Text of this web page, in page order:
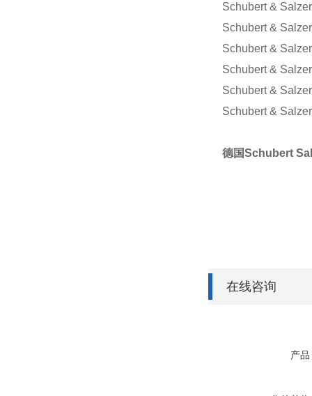
Schubert &
Schubert &
Schubert &
Schubert &
Schubert &
Schubert &
德国Schubert
在线咨询
产品